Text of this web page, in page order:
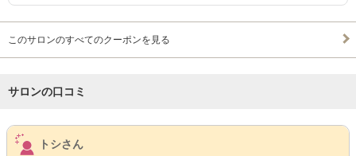
このサロンのすべてのクーポンを見る
サロンの口コミ
サロンPick Up
トシさん